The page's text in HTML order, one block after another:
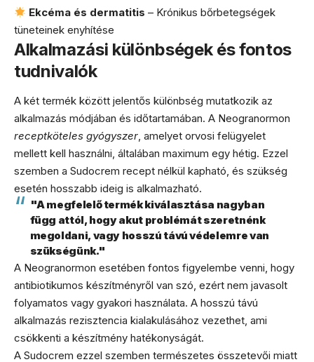
Ekcéma és dermatitis – Krónikus bőrbetegségek
tüneteinek enyhítése
Alkalmazási különbségek és fontos
tudnivalók
A két termék között jelentős különbség mutatkozik az
alkalmazás módjában és időtartamában. A Neogranormon
receptköteles gyógyszer, amelyet orvosi felügyelet
mellett kell használni, általában maximum egy hétig. Ezzel
szemben a Sudocrem recept nélkül kapható, és szükség
esetén hosszabb ideig is alkalmazható.
"A megfelelő termék kiválasztása nagyban
függ attól, hogy akut problémát szeretnénk
megoldani, vagy hosszú távú védelemre van
szükségünk."
A Neogranormon esetében fontos figyelembe venni, hogy
antibiotikumos készítményről van szó, ezért nem javasolt
folyamatos vagy gyakori használata. A hosszú távú
alkalmazás rezisztencia kialakulásához vezethet, ami
csökkenti a készítmény hatékonyságát.
A Sudocrem ezzel szemben természetes összetevői miatt